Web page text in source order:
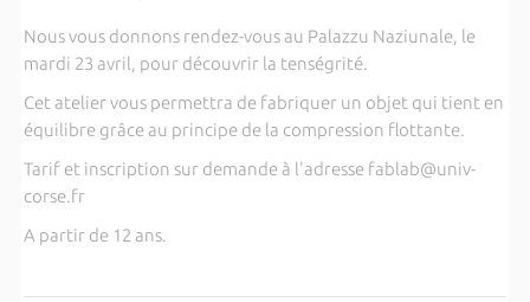
Nous vous donnons rendez-vous au Palazzu Naziunale, le
mardi 23 avril, pour découvrir la tenségrité.
Cet atelier vous permettra de fabriquer un objet qui tient en
équilibre grâce au principe de la compression flottante.
Tarif et inscription sur demande à l'adresse fablab@univ-
corse.fr
A partir de 12 ans.